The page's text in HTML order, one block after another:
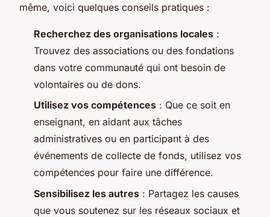
même, voici quelques conseils pratiques :
Recherchez des organisations locales :
Trouvez des associations ou des fondations
dans votre communauté qui ont besoin de
volontaires ou de dons.
Utilisez vos compétences : Que ce soit en
enseignant, en aidant aux tâches
administratives ou en participant à des
événements de collecte de fonds, utilisez vos
compétences pour faire une différence.
Sensibilisez les autres : Partagez les causes
que vous soutenez sur les réseaux sociaux et